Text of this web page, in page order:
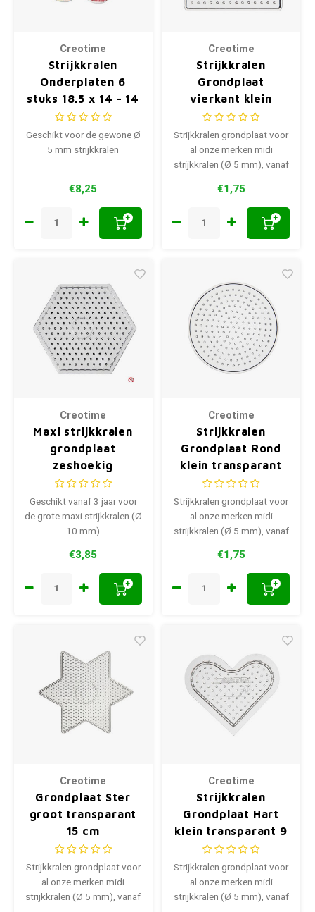
Creotime
Strijkkralen
Onderplaten 6
stuks 18.5 x 14 - 14
x 16 cm
Geschikt voor de gewone Ø
5 mm strijkkralen
€8,25
+
Creotime
Strijkkralen
Grondplaat
vierkant klein
transparant 7 x 7
cm
Strijkkralen grondplaat voor
al onze merken midi
strijkkralen (Ø 5 mm), vanaf
€1,75
+
Creotime
Maxi strijkkralen
grondplaat
zeshoekig
transparant 17 cm
Geschikt vanaf 3 jaar voor
de grote maxi strijkkralen (Ø
10 mm)
€3,85
+
Creotime
Strijkkralen
Grondplaat Rond
klein transparant
7.5 cm
Strijkkralen grondplaat voor
al onze merken midi
strijkkralen (Ø 5 mm), vanaf
€1,75
+
Creotime
Grondplaat Ster
groot transparant
15 cm
Strijkkralen grondplaat voor
al onze merken midi
strijkkralen (Ø 5 mm), vanaf
Creotime
Strijkkralen
Grondplaat Hart
klein transparant 9
cm
Strijkkralen grondplaat voor
al onze merken midi
strijkkralen (Ø 5 mm), vanaf